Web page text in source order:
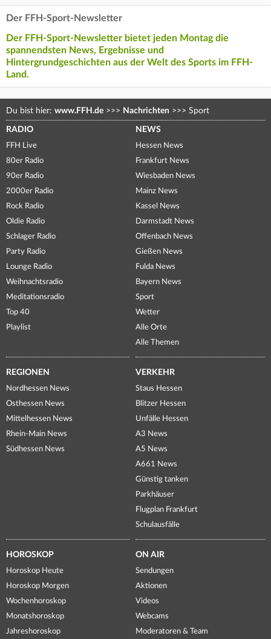
Der FFH-Sport-Newsletter
Der FFH-Sport-Newsletter bietet jeden Montag die
spannendsten News, Ergebnisse und
Hintergrundgeschichten aus der Welt des Sports im FFH-
Land.
Du bist hier: www.FFH.de >>> Nachrichten >>> Sport
RADIO
FFH Live
80er Radio
90er Radio
2000er Radio
Rock Radio
Oldie Radio
Schlager Radio
Party Radio
Lounge Radio
Weihnachtsradio
Meditationsradio
Top 40
Playlist
NEWS
Hessen News
Frankfurt News
Wiesbaden News
Mainz News
Kassel News
Darmstadt News
Offenbach News
Gießen News
Fulda News
Bayern News
Sport
Wetter
Alle Orte
Alle Themen
REGIONEN
Nordhessen News
Osthessen News
Mittelhessen News
Rhein-Main News
Südhessen News
VERKEHR
Staus Hessen
Blitzer Hessen
Unfälle Hessen
A3 News
A5 News
A661 News
Günstig tanken
Parkhäuser
Flugplan Frankfurt
Schulausfälle
HOROSKOP
Horoskop Heute
Horoskop Morgen
Wochenhoroskop
Monatshoroskop
Jahreshoroskop
ON AIR
Sendungen
Aktionen
Videos
Webcams
Moderatoren & Team